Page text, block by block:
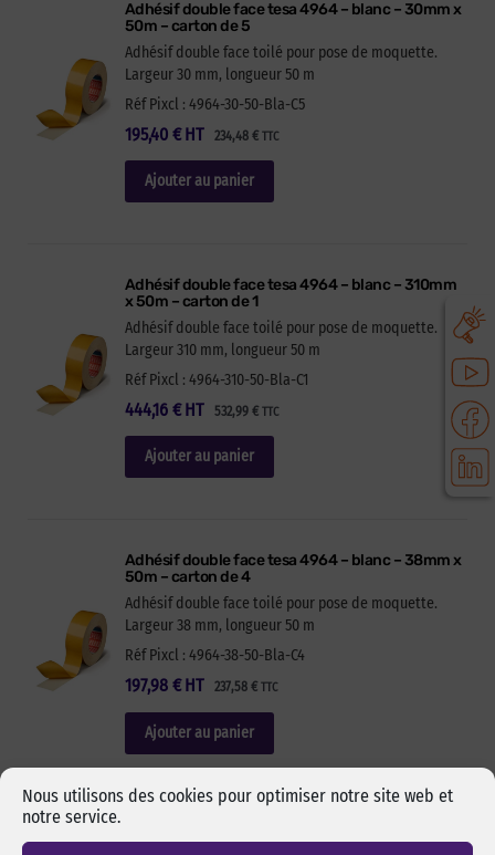
Nous utilisons des cookies pour optimiser notre site web et
notre service.
Adhésif double face tesa 4964 – blanc – 30mm x
50m – carton de 5
Adhésif double face toilé pour pose de moquette.
Largeur 30 mm, longueur 50 m
Réf Pixcl : 4964-30-50-Bla-C5
195,40 € 234,48 €TTC
HT
Ajouter au panier
Adhésif double face tesa 4964 – blanc – 310mm
x 50m – carton de 1
Adhésif double face toilé pour pose de moquette.
Largeur 310 mm, longueur 50 m
Réf Pixcl : 4964-310-50-Bla-C1
444,16 € 532,99 €TTC
HT
Ajouter au panier
Adhésif double face tesa 4964 – blanc – 38mm x
50m – carton de 4
Adhésif double face toilé pour pose de moquette.
Largeur 38 mm, longueur 50 m
Réf Pixcl : 4964-38-50-Bla-C4
197,98 € 237,58 €TTC
HT
Ajouter au panier